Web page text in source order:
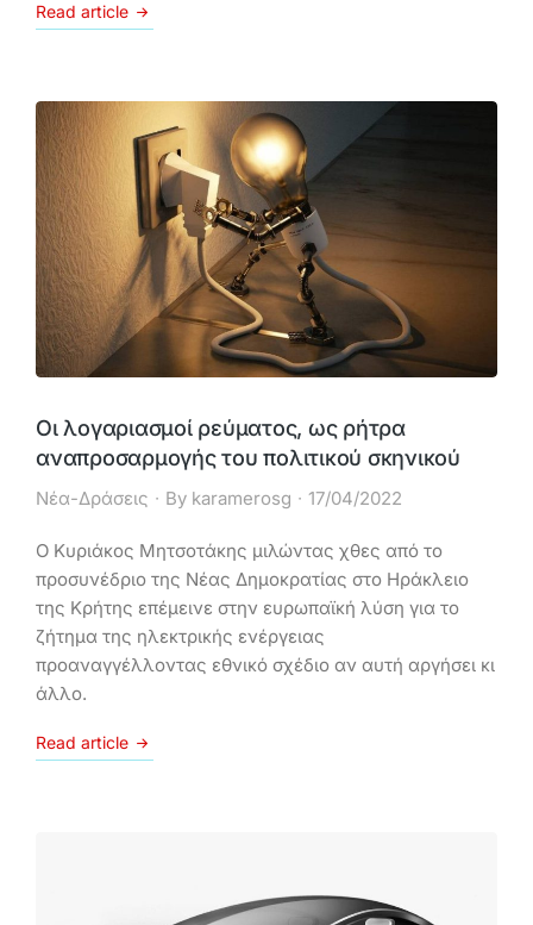
Read article
Οι λογαριασμοί ρεύματος, ως ρήτρα
αναπροσαρμογής του πολιτικού σκηνικού
Νέα-Δράσεις By karamerosg 17/04/2022
Ο Κυριάκος Μητσοτάκης μιλώντας χθες από το
προσυνέδριο της Νέας Δημοκρατίας στο Ηράκλειο
της Κρήτης επέμεινε στην ευρωπαϊκή λύση για το
ζήτημα της ηλεκτρικής ενέργειας
προαναγγέλλοντας εθνικό σχέδιο αν αυτή αργήσει κι
άλλο.
Read article